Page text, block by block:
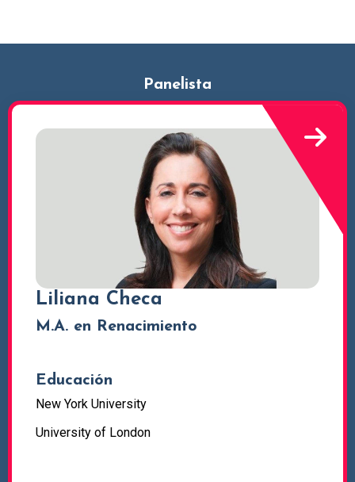
Panelista
Liliana Checa
M.A. en Renacimiento
Educación
New York University
University of London